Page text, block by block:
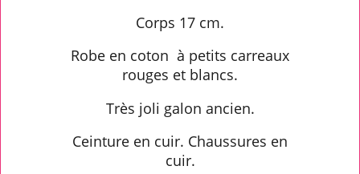
Corps 17 cm.
Robe en coton à petits carreaux
rouges et blancs.
Très joli galon ancien.
Ceinture en cuir. Chaussures en
cuir.